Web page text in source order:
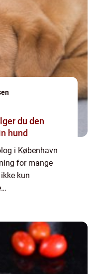
du den
hund
i København
for mange
kun